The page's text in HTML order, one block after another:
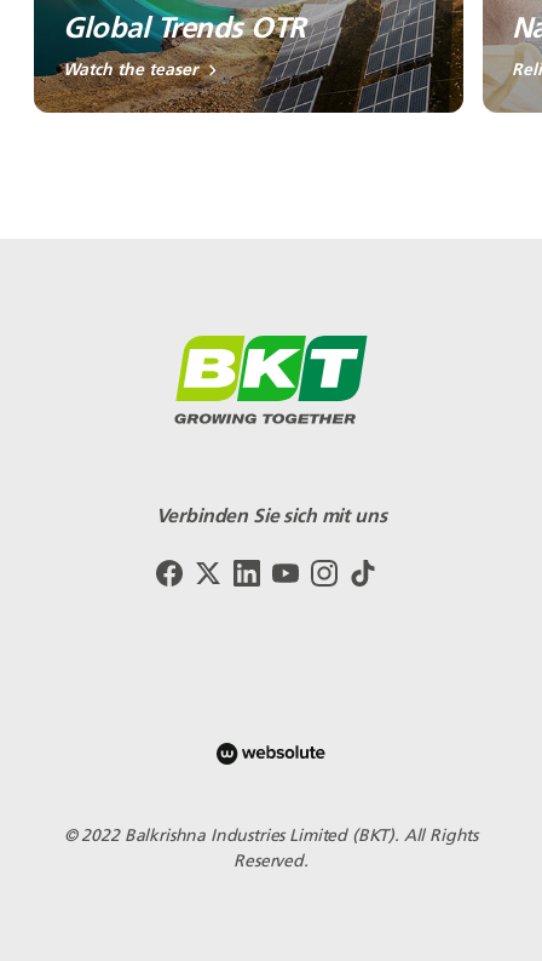
Global Trends OTR
Watch the teaser
Verbinden Sie sich mit uns
© 2022 Balkrishna Industries Limited (BKT). All Rights
Reserved.